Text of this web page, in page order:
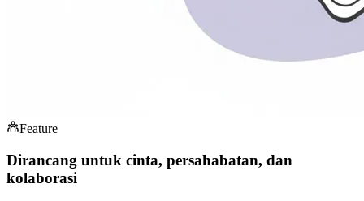
Feature
Dirancang untuk cinta, persahabatan, dan
kolaborasi